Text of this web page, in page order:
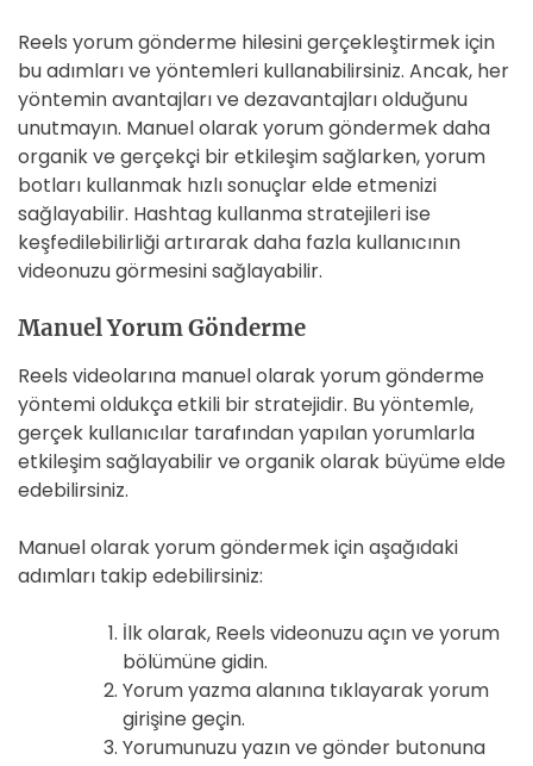
Reels yorum gönderme hilesini gerçekleştirmek için
bu adımları ve yöntemleri kullanabilirsiniz. Ancak, her
yöntemin avantajları ve dezavantajları olduğunu
unutmayın. Manuel olarak yorum göndermek daha
organik ve gerçekçi bir etkileşim sağlarken, yorum
botları kullanmak hızlı sonuçlar elde etmenizi
sağlayabilir. Hashtag kullanma stratejileri ise
keşfedilebilirliği artırarak daha fazla kullanıcının
videonuzu görmesini sağlayabilir.
Manuel Yorum Gönderme
Reels videolarına manuel olarak yorum gönderme
yöntemi oldukça etkili bir stratejidir. Bu yöntemle,
gerçek kullanıcılar tarafından yapılan yorumlarla
etkileşim sağlayabilir ve organik olarak büyüme elde
edebilirsiniz.
Manuel olarak yorum göndermek için aşağıdaki
adımları takip edebilirsiniz:
İlk olarak, Reels videonuzu açın ve yorum
bölümüne gidin.
Yorum yazma alanına tıklayarak yorum
girişine geçin.
Yorumunuzu yazın ve gönder butonuna